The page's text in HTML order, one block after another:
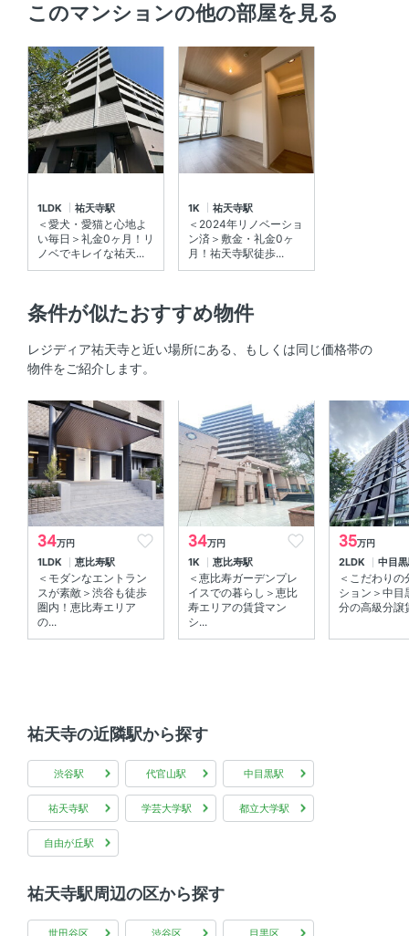
キッチン
システムキッチン 、 3口以上コンロ 、 対面式キッチン 、
コンロ2口以上
セキュリティ
オートロック 、 ＴＶモニタ付きインターホン 、 防犯カメ
ラ
室内設備
室内洗濯機置場 、 エアコン
居室フローリング
エレベーター 、 宅配ボックス 、 敷地内ゴミ箱
このマンションの他の部屋を見る
1LDK 祐天寺駅
＜愛犬・愛猫と心地よ
い毎日＞礼金0ヶ月！リ
ノベでキレイな祐天...
1K 祐天寺駅
＜2024年リノベーショ
ン済＞敷金・礼金0ヶ
月！祐天寺駅徒歩...
条件が似たおすすめ物件
レジディア祐天寺と近い場所にある、もしくは同じ価格帯の
物件をご紹介します。
34万円
1LDK 恵比寿駅
＜モダンなエントラン
スが素敵＞渋谷も徒歩
圏内！恵比寿エリア
の...
34万円
1K 恵比寿駅
＜恵比寿ガーデンプレ
イスでの暮らし＞恵比
寿エリアの賃貸マン
シ...
35万円
2LDK 中目
＜こだわりの
ション＞中目
分の高級分譲
祐天寺の近隣駅から探す
渋谷駅 代官山駅 中目黒駅
祐天寺駅 学芸大学駅 都立大学駅
自由が丘駅
祐天寺駅周辺の区から探す